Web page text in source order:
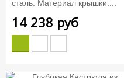
сталь. Материал крышки:...
14 238 руб